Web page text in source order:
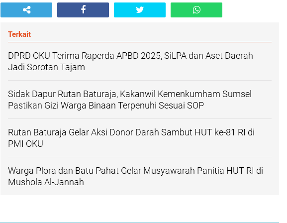
Terkait
DPRD OKU Terima Raperda APBD 2025, SiLPA dan Aset Daerah
Jadi Sorotan Tajam
Sidak Dapur Rutan Baturaja, Kakanwil Kemenkumham Sumsel
Pastikan Gizi Warga Binaan Terpenuhi Sesuai SOP
Rutan Baturaja Gelar Aksi Donor Darah Sambut HUT ke-81 RI di
PMI OKU
Warga Plora dan Batu Pahat Gelar Musyawarah Panitia HUT RI di
Mushola Al-Jannah